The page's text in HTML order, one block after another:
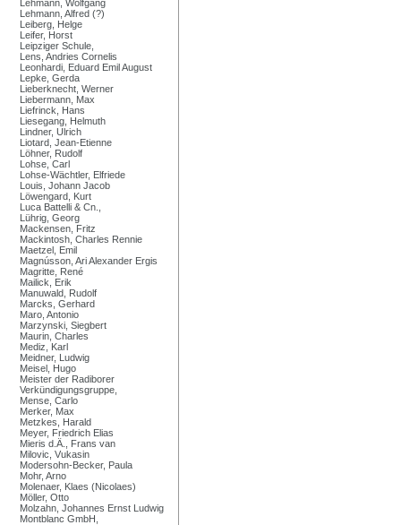
Lehmann, Wolfgang
Lehmann, Alfred (?)
Leiberg, Helge
Leifer, Horst
Leipziger Schule,
Lens, Andries Cornelis
Leonhardi, Eduard Emil August
Lepke, Gerda
Lieberknecht, Werner
Liebermann, Max
Liefrinck, Hans
Liesegang, Helmuth
Lindner, Ulrich
Liotard, Jean-Etienne
Löhner, Rudolf
Lohse, Carl
Lohse-Wächtler, Elfriede
Louis, Johann Jacob
Löwengard, Kurt
Luca Battelli & Cn.,
Lührig, Georg
Mackensen, Fritz
Mackintosh, Charles Rennie
Maetzel, Emil
Magnússon, Ari Alexander Ergis
Magritte, René
Mailick, Erik
Manuwald, Rudolf
Marcks, Gerhard
Maro, Antonio
Marzynski, Siegbert
Maurin, Charles
Mediz, Karl
Meidner, Ludwig
Meisel, Hugo
Meister der Radiborer
Verkündigungsgruppe,
Mense, Carlo
Merker, Max
Metzkes, Harald
Meyer, Friedrich Elias
Mieris d.Ä., Frans van
Milovic, Vukasin
Modersohn-Becker, Paula
Mohr, Arno
Molenaer, Klaes (Nicolaes)
Möller, Otto
Molzahn, Johannes Ernst Ludwig
Montblanc GmbH,